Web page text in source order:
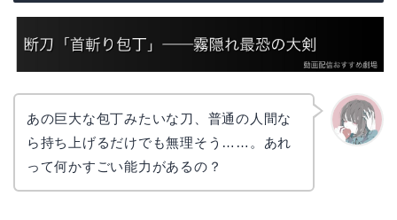
あの巨大な包丁みたいな刀、普通の人間な
ら持ち上げるだけでも無理そう……。あれ
って何かすごい能力があるの？